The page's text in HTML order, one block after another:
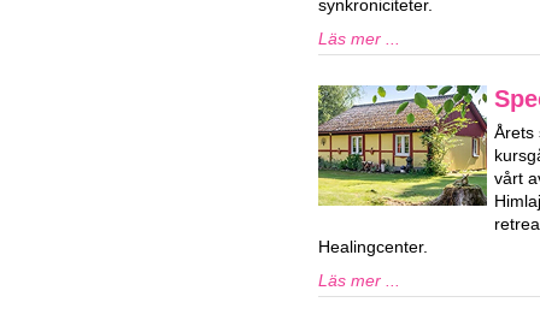
synkroniciteter.
Läs mer ...
Årets
vårt
Healingcenter.
Läs mer ...